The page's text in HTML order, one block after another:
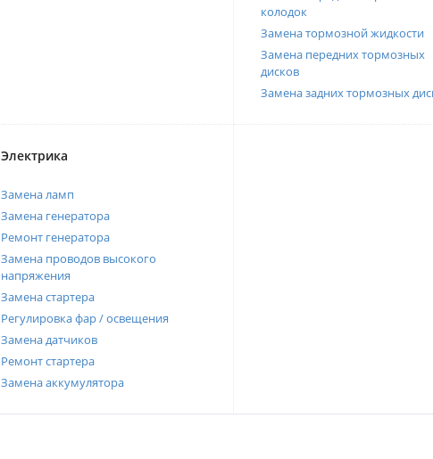
колодок
Замена тормозной жидкости
Замена передних тормозных
дисков
Замена задних тормозных
Электрика
Замена ламп
Замена генератора
Ремонт генератора
Замена проводов высокого
напряжения
Замена стартера
Регулировка фар / освещения
Замена датчиков
Ремонт стартера
Замена аккумулятора